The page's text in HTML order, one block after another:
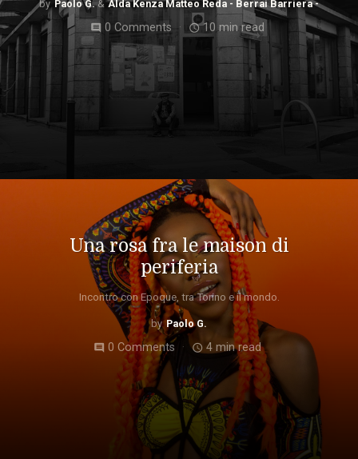
Paolo G. Alda Kenza Matteo Reda - Berrai Barriera -
comment 0 Comments access_time10 min read
Una rosa fra le maison di
periferia
Incontro con Epoque, tra Torino e il mondo.
Paolo G.
comment 0 Comments access_time 4 min read